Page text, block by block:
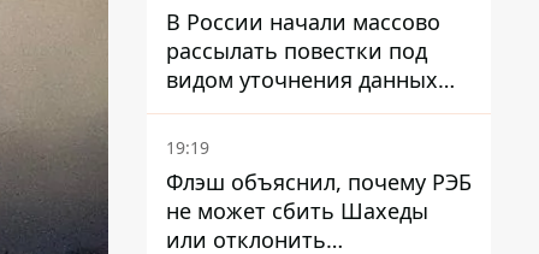
В России начали массово
рассылать повестки под
видом уточнения данных
для набора контрактников
19:19
Флэш объяснил, почему РЭБ
не может сбить Шахеды
или отклонить